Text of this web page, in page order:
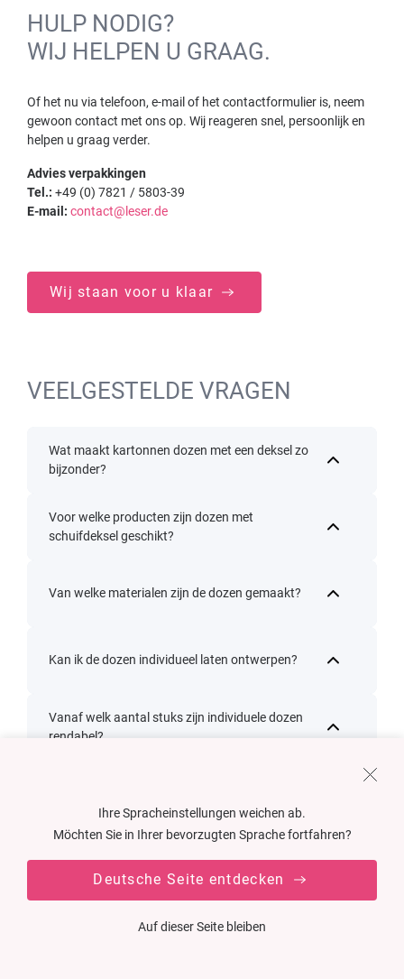
HULP NODIG?
WIJ HELPEN U GRAAG.
Of het nu via telefoon, e-mail of het contactformulier is, neem
gewoon contact met ons op. Wij reageren snel, persoonlijk en
helpen u graag verder.
Advies verpakkingen
Tel.: +49 (0) 7821 / 5803-39
E-mail: contact@leser.de
Wij staan voor u klaar
VEELGESTELDE VRAGEN
Wat maakt kartonnen dozen met een deksel zo
bijzonder?
Voor welke producten zijn dozen met
schuifdeksel geschikt?
Van welke materialen zijn de dozen gemaakt?
Kan ik de dozen individueel laten ontwerpen?
Vanaf welk aantal stuks zijn individuele dozen
rendabel?
Wat is een doos met een opklapdeksel?
Wat is de Sharp-Corner-techniek?
Ihre Spracheinstellungen weichen ab.
Möchten Sie in Ihrer bevorzugten Sprache fortfahren?
Deutsche Seite entdecken
Auf dieser Seite bleiben